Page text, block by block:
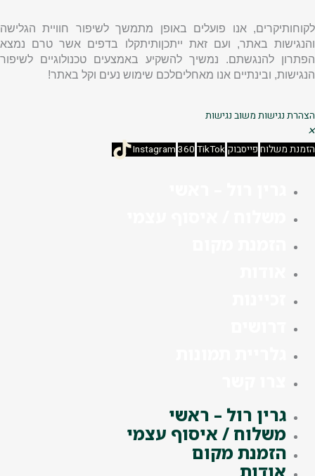
לקוחותיקרים, אנו פועלים באופן מתמשך לשיפור חוויית הגלישה
והנגישות באתר, ועם זאת ייתכןותיתקלו בדפים אשר טרם נמצא
הפתרון להנגשתם. נמשיך להשקיע באמצעים טכנולוגיים לשיפור
הנגישות, ובינתיים אנו מאחליםלכם שימוש נעים וקל באתר!
הצהרת נגישות משוב נגישות
✕
הזמנת משלוח פייסבוק Instagram 360 TikTok
גרין רול – ראשי
משלוח / איסוף עצמי
הזמנת מקום
אודות